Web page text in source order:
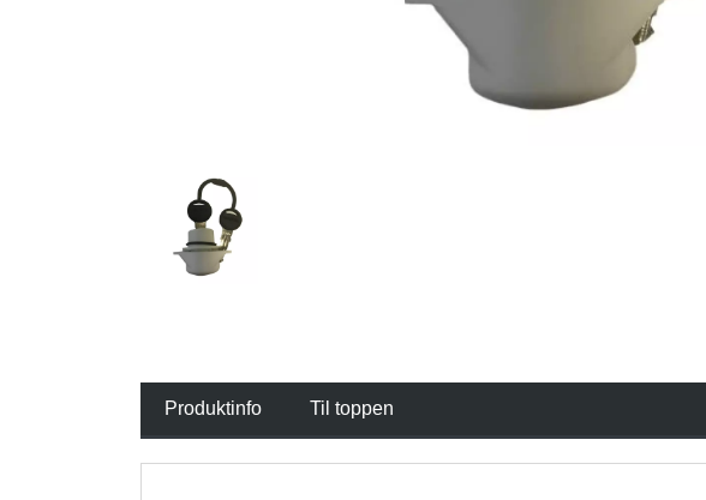
Produktinfo Til toppen